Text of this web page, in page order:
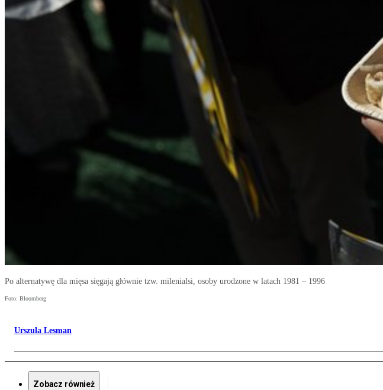
Po alternatywę dla mięsa sięgają głównie tzw. milenialsi, osoby urodzone w latach 1981 – 1996
Foto: Bloomberg
Urszula Lesman
Zobacz również